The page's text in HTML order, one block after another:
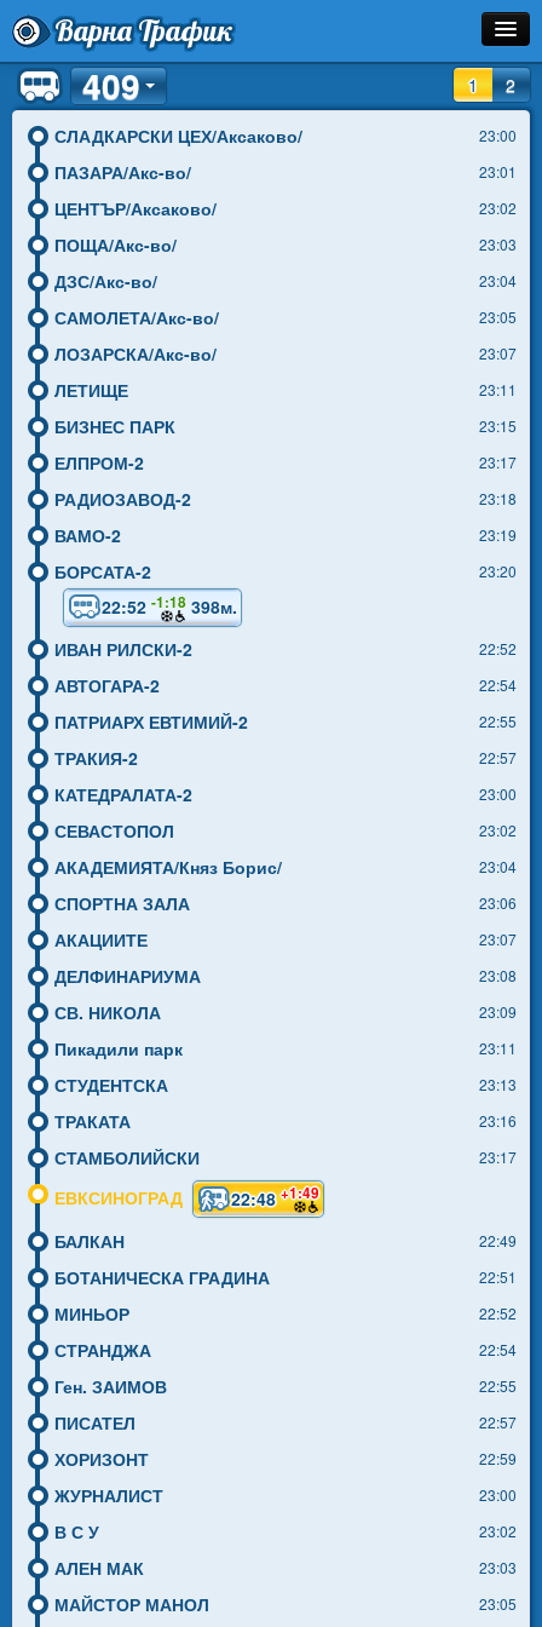
Варна Трафик
Остановка
Маршрут
Расписание
Инфо
1 2
409
СЛАДКАРСКИ ЦЕХ/Аксаково/ 23:00
ПАЗАРА/Акс-во/ 23:01
ЦЕНТЪР/Аксаково/ 23:02
ПОЩА/Акс-во/ 23:03
ДЗС/Акс-во/ 23:04
САМОЛЕТА/Акс-во/ 23:05
ЛОЗАРСКА/Акс-во/ 23:07
ЛЕТИЩЕ 23:11
БИЗНЕС ПАРК 23:15
ЕЛПРОМ-2 23:17
РАДИОЗАВОД-2 23:18
ВАМО-2 23:19
БОРСАТА-2 23:20
22:52 -1:18 398м.
ИВАН РИЛСКИ-2
22:52
АВТОГАРА-2 22:54
ПАТРИАРХ ЕВТИМИЙ-2 22:55
ТРАКИЯ-2 22:57
КАТЕДРАЛАТА-2 23:00
СЕВАСТОПОЛ 23:02
АКАДЕМИЯТА/Княз Борис/ 23:04
СПОРТНА ЗАЛА 23:06
АКАЦИИТЕ 23:07
ДЕЛФИНАРИУМА 23:08
СВ. НИКОЛА 23:09
Пикадили парк 23:11
СТУДЕНТСКА 23:13
ТРАКАТА 23:16
СТАМБОЛИЙСКИ 23:17
ЕВКСИНОГРАД 22:48+1:49
БАЛКАН 22:49
БОТАНИЧЕСКА ГРАДИНА 22:51
МИНЬОР 22:52
СТРАНДЖА 22:54
Ген. ЗАИМОВ 22:55
ПИСАТЕЛ 22:57
ХОРИЗОНТ 22:59
ЖУРНАЛИСТ 23:00
В С У 23:02
АЛЕН МАК 23:03
МАЙСТОР МАНОЛ 23:05